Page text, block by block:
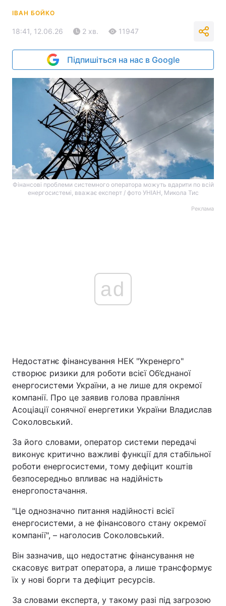
ІВАН БОЙКО
18:41, 12.06.26 2 хв. 11947
Підпишіться на нас в Google
Фінансові проблеми системного оператора можуть вдарити по всій
енергосистемі, вважає експерт / фото УНІАН, Микола Тис
Реклама
ad
Недостатнє фінансування НЕК "Укренерго"
створює ризики для роботи всієї Об’єднаної
енергосистеми України, а не лише для окремої
компанії. Про це заявив голова правління
Асоціації сонячної енергетики України Владислав
Соколовський.
За його словами, оператор системи передачі
виконує критично важливі функції для стабільної
роботи енергосистеми, тому дефіцит коштів
безпосередньо впливає на надійність
енергопостачання.
"Це однозначно питання надійності всієї
енергосистеми, а не фінансового стану окремої
компанії", – наголосив Соколовський.
Він зазначив, що недостатнє фінансування не
скасовує витрат оператора, а лише трансформує
їх у нові борги та дефіцит ресурсів.
За словами експерта, у такому разі під загрозою